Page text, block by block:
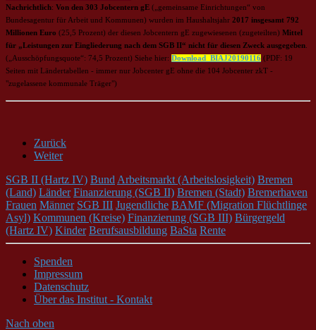
Nachrichtlich: Von den 303 Jobcentern gE („gemeinsame Einrichtungen“ von
Bundesagentur für Arbeit und Kommunen) wurden im Haushaltsjahr 2017 insgesamt 792
Millionen Euro (25,5 Prozent) der diesen Jobcentern gE zugewiesenen (zugeteilten) Mittel
für „Leistungen zur Eingliederung nach dem SGB II“ nicht für diesen Zweck ausgegeben
(„Ausschöpfungsquote“: 74,5 Prozent) Siehe hier: Download_BIAJ20190116 (PDF: 19
Seiten mit Ländertabellen - immer nur Jobcenter gE ohne die 104 Jobcenter zkT -
"zugelassene kommunale Träger")
Zurück
Weiter
SGB II (Hartz IV) Bund Arbeitsmarkt (Arbeitslosigkeit) Bremen
(Land) Länder Finanzierung (SGB II) Bremen (Stadt) Bremerhaven
Frauen Männer SGB III Jugendliche BAMF (Migration Flüchtlinge
Asyl) Kommunen (Kreise) Finanzierung (SGB III) Bürgergeld
(Hartz IV) Kinder Berufsausbildung BaSta Rente
Spenden
Impressum
Datenschutz
Über das Institut - Kontakt
Nach oben